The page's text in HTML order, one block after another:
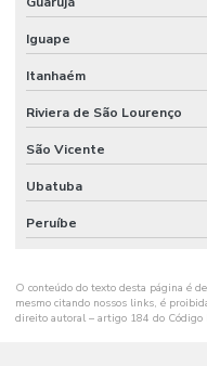
EM RIBEIRÃO
PRETO
RESIDENCIAL
DO SUL
AUTOMAÇÃO
SALVADOR
AUTOMAÇÃO
CATARINA
AUTOMAÇÃO
Iguape
Itanhaém
Riviera de São Lourenço
São Vicente
Ubatuba
Peruíbe
O conteúdo do texto desta página é
mesmo citando nossos links, é
direito autoral – artigo 184 do Código